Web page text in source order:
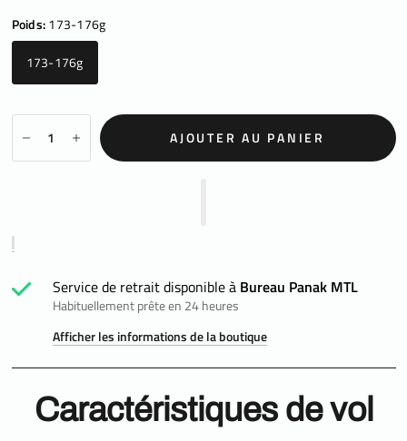
Poids: 173-176g
173-176g
AJOUTER AU PANIER
Service de retrait disponible à Bureau Panak MTL
Habituellement prête en 24 heures
Afficher les informations de la boutique
Caractéristiques de vol